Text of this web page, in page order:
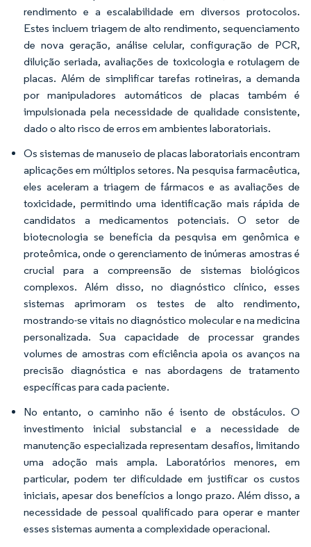
rendimento e a escalabilidade em diversos protocolos.
Estes incluem triagem de alto rendimento, sequenciamento
de nova geração, análise celular, configuração de PCR,
diluição seriada, avaliações de toxicologia e rotulagem de
placas. Além de simplificar tarefas rotineiras, a demanda
por manipuladores automáticos de placas também é
impulsionada pela necessidade de qualidade consistente,
dado o alto risco de erros em ambientes laboratoriais.
Os sistemas de manuseio de placas laboratoriais encontram
aplicações em múltiplos setores. Na pesquisa farmacêutica,
eles aceleram a triagem de fármacos e as avaliações de
toxicidade, permitindo uma identificação mais rápida de
candidatos a medicamentos potenciais. O setor de
biotecnologia se beneficia da pesquisa em genômica e
proteômica, onde o gerenciamento de inúmeras amostras é
crucial para a compreensão de sistemas biológicos
complexos. Além disso, no diagnóstico clínico, esses
sistemas aprimoram os testes de alto rendimento,
mostrando-se vitais no diagnóstico molecular e na medicina
personalizada. Sua capacidade de processar grandes
volumes de amostras com eficiência apoia os avanços na
precisão diagnóstica e nas abordagens de tratamento
específicas para cada paciente.
No entanto, o caminho não é isento de obstáculos. O
investimento inicial substancial e a necessidade de
manutenção especializada representam desafios, limitando
uma adoção mais ampla. Laboratórios menores, em
particular, podem ter dificuldade em justificar os custos
iniciais, apesar dos benefícios a longo prazo. Além disso, a
necessidade de pessoal qualificado para operar e manter
esses sistemas aumenta a complexidade operacional.